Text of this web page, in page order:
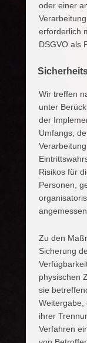
oder einer
erforderlich
DSGVO als
Wir treffen
unter
der
Umfangs,
Risikos für
Personen,
Zu den
Sicherung
physischen
sie
Weitergabe,
ihrer
Verfahren